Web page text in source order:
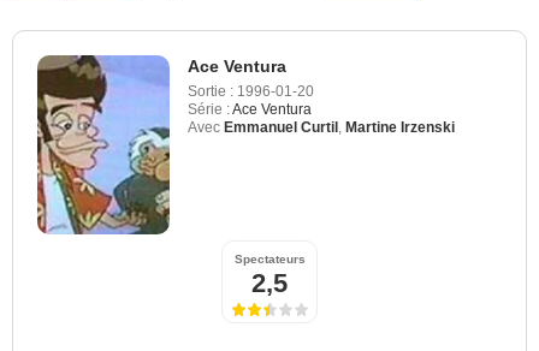
Ace Ventura
Sortie : 1996-01-20
Série :Ace Ventura
Avec Emmanuel Curtil Martine Irzenski
Spectateurs
2,5